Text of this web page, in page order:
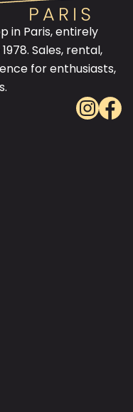
in Paris, entirely
Sales, rental,
for enthusiasts,